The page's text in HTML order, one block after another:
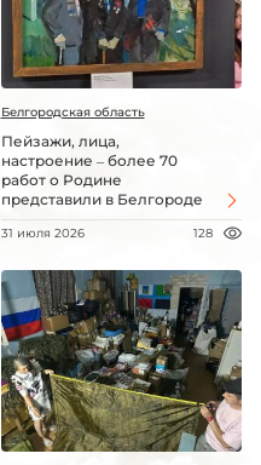
Белгородская область
Пейзажи, лица,
настроение – более 70
работ о Родине
представили в Белгороде
31 июля 2026 128